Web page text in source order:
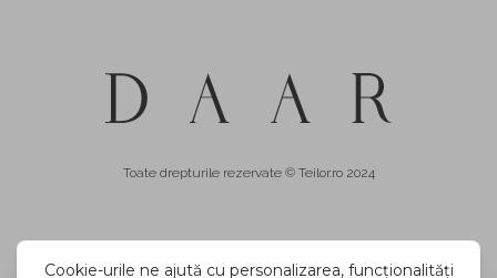
Toate drepturile rezervate © Teilor.ro 2024